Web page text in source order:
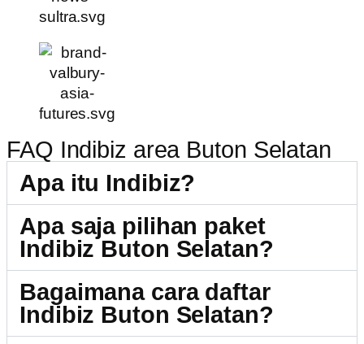
FAQ Indibiz area Buton Selatan
Apa itu Indibiz?
Apa saja pilihan paket
Indibiz Buton Selatan?
Bagaimana cara daftar
Indibiz Buton Selatan?